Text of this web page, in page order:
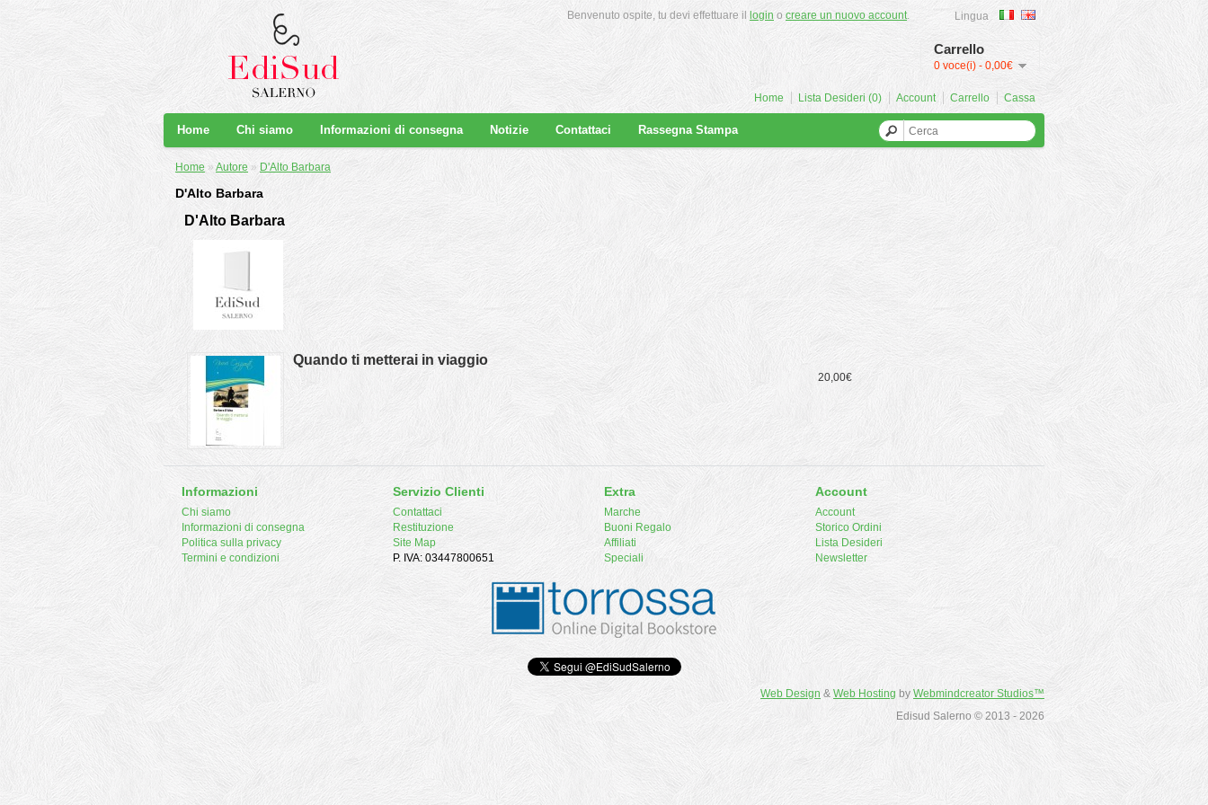
Lingua
Carrello
0 voce(i) - 0,00€
Benvenuto ospite, tu devi effettuare il login o creare un nuovo account.
Home Lista Desideri (0) Account Carrello Cassa
Home Chi siamo Informazioni di consegna Notizie Contattaci Rassegna Stampa
Home » Autore » D'Alto Barbara
D'Alto Barbara
D'Alto Barbara
Quando ti metterai in viaggio
20,00€
Informazioni
Chi siamo
Informazioni di consegna
Politica sulla privacy
Termini e condizioni
Servizio Clienti
Contattaci
Restituzione
Site Map
P. IVA: 03447800651
Extra
Marche
Buoni Regalo
Affiliati
Speciali
Account
Account
Storico Ordini
Lista Desideri
Newsletter
Web Design & Web Hosting by Webmindcreator Studios™
Edisud Salerno © 2013 - 2026